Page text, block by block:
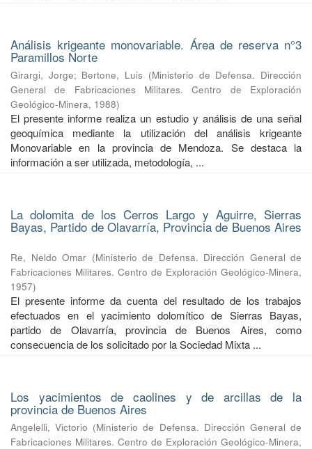
Análisis krigeante monovariable. Área de reserva n°3
Paramillos Norte
Girargi, Jorge; Bertone, Luis (Ministerio de Defensa. Dirección
General de Fabricaciones Militares. Centro de Exploración
Geológico-Minera, 1988)
El presente informe realiza un estudio y análisis de una señal
geoquímica mediante la utilización del análisis krigeante
Monovariable en la provincia de Mendoza. Se destaca la
información a ser utilizada, metodología, ...
La dolomita de los Cerros Largo y Aguirre, Sierras
Bayas, Partido de Olavarría, Provincia de Buenos Aires
Re, Neldo Omar (Ministerio de Defensa. Dirección General de
Fabricaciones Militares. Centro de Exploración Geológico-Minera,
1957)
El presente informe da cuenta del resultado de los trabajos
efectuados en el yacimiento dolomítico de Sierras Bayas,
partido de Olavarría, provincia de Buenos Aires, como
consecuencia de los solicitado por la Sociedad Mixta ...
Los yacimientos de caolines y de arcillas de la
provincia de Buenos Aires
Angelelli, Victorio (Ministerio de Defensa. Dirección General de
Fabricaciones Militares. Centro de Exploración Geológico-Minera,